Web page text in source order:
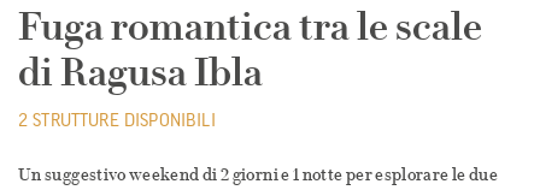
Fuga romantica tra le scale
di Ragusa Ibla
2 STRUTTURE DISPONIBILI
Un suggestivo weekend di 2 giorni e 1 notte per esplorare le due